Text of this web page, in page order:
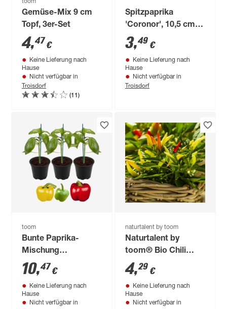
toom
Gemüse-Mix 9 cm
Topf, 3er-Set
4,47€
Keine Lieferung nach
Hause
Nicht verfügbar in
Troisdorf
(11)
Spitzpaprika
'Coronor', 10,5 cm
Topf
3,49 €
Keine Lieferung nach
Hause
Nicht verfügbar in
Troisdorf
toom
Bunte Paprika-
Mischung
'Bontempi' &
'Beluga®' 11 cm
Topf, 3er-Set
10,47€
Keine Lieferung nach
Hause
Nicht verfügbar in
naturtalent by toom
Naturtalent by
toom® Bio Chili
verschiedene Sorten
12 cm Topf
4,29 €
Keine Lieferung nach
Hause
Nicht verfügbar in